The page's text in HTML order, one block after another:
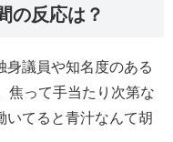
の反応は？
身議員や知名度のある
焦って手当たり次第な
いてると青汁なんて胡